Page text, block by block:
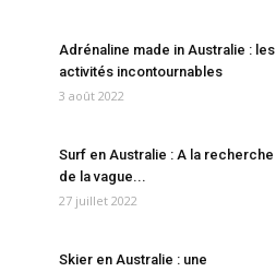
Adrénaline made in Australie : les
activités incontournables
3 août 2022
Surf en Australie : A la recherche
de la vague...
27 juillet 2022
Skier en Australie : une